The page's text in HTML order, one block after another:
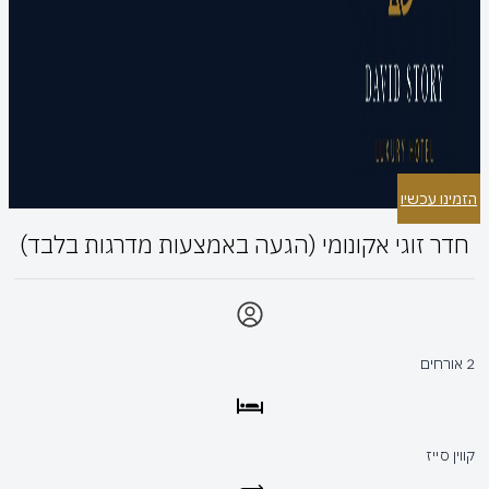
הזמינו עכשיו
חדר זוגי אקונומי (הגעה באמצעות מדרגות בלבד)
2 אורחים
קווין סייז